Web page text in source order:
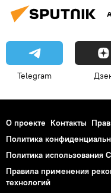
Telegram
О проекте Контакты
Политика
Политика использования
Правила применения
технологий